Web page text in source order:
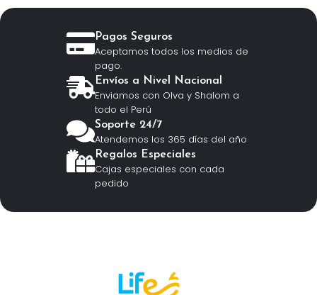
Pagos Seguros
Aceptamos todos los medios de
pago.
Envíos a Nivel Nacional
Enviamos con Olva y Shalom a
todo el Perú
Soporte 24/7
Atendemos los 365 días del año
Regalos Especiales
Cajas especiales con cada
pedido